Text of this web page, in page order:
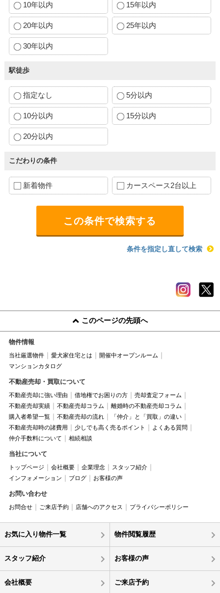
10年以内 15年以内
20年以内 25年以内
30年以内
駅徒歩
指定なし 5分以内
10分以内 15分以内
20分以内
こだわりの条件
新着物件 カースペース2台以上
条件を指定し直して検索
このページの先頭へ
物件情報
当社厳選物件 愛犬家住宅とは
開催中オープンルーム
マンションカタログ
不動産売却・買取について
不動産売却に強い理由 借地権でお困りの方
売却査定フォーム
不動産売却実績
不動産売却コラム
離婚時の不動産売却コラム
購入者希望一覧
不動産売却の流れ
「仲介」と「買取」の違い
不動産売却時の諸費用
少しでも高く売るポイント
よくある質問
仲介手数料について
相続相談
当社について
トップページ 会社概要 企業理念
スタッフ紹介
インフォメーション
ブログ お客様の声
お問い合わせ
お問合せ ご来店予約 店舗へのアクセス プライバシーポリシー
お気に入り物件一覧 物件閲覧履歴
スタッフ紹介 お客様の声
会社概要 ご来店予約